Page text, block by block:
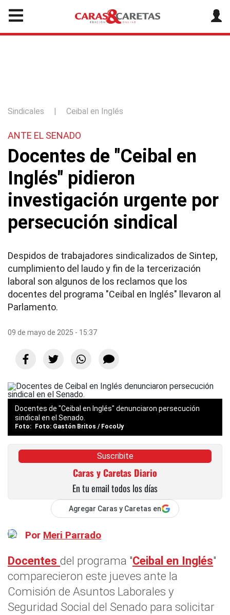
Sindicales | Ceibal en Inglés
ANTE EL SENADO
Docentes de "Ceibal en
Inglés" pidieron
investigación urgente por
persecución sindical
Despidos de trabajadores sindicalizados de Sintep,
cumplimiento del laudo y fin de la tercerización
laboral son algunos de los reclamos que los
docentes del programa "Ceibal en Inglés" llevaron al
Parlamento.
09 de mayo de 2025 - 15:37
Docentes de "Ceibal en Inglés" denunciaron persecución
sindical en el Senado.
Foto: Gastón Britos / FocoUy
Suscribite
Caras y Caretas Diario
En tu email todos los días
Agregar Caras y Caretas en
Por Meri Parrado
Docentes del programa "Ceibal en Inglés"
comparecieron este jueves ante la
Comisión de Asuntos Laborales y
Seguridad Social del Senado para solicitar